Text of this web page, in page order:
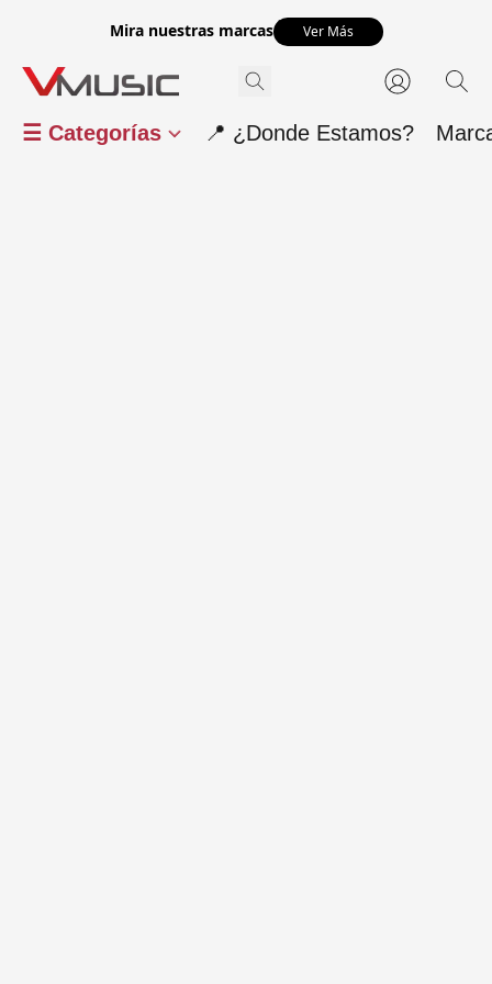
Mira nuestras marcas Ver Más
☰ Categorías 📍 ¿Donde Estamos?